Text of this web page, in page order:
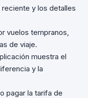
y los detalles
vuelos tempranos,
de viaje.
muestra el
y la
pagar la tarifa de